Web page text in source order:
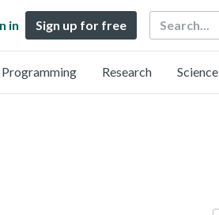
in Sign up for free Search
Programming Research Science